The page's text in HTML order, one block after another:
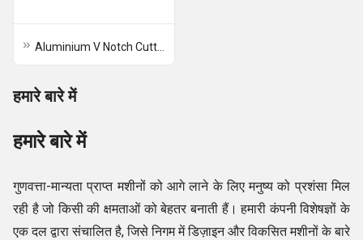
हमारे बारे में
हमारे बारे में
गुणवत्ता-मान्यता प्राप्त मशीनों को आगे लाने के लिए मनुष्य को प्रशंसा मिल
रही है जो किसी की क्षमताओं को बेहतर बनाती हैं। हमारी कंपनी विशेषज्ञों के
एक दल द्वारा संचालित है, जिसे निगम में डिज़ाइन और विकसित मशीनों के बारे